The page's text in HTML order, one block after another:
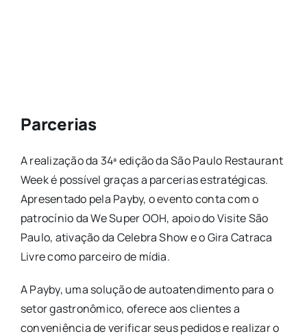
Parcerias
A realização da 34ª edição da São Paulo Restaurant
Week é possível graças a parcerias estratégicas.
Apresentado pela Payby, o evento conta com o
patrocínio da We Super OOH, apoio do Visite São
Paulo, ativação da Celebra Show e o Gira Catraca
Livre como parceiro de mídia.
A Payby, uma solução de autoatendimento para o
setor gastronômico, oferece aos clientes a
conveniência de verificar seus pedidos e realizar o